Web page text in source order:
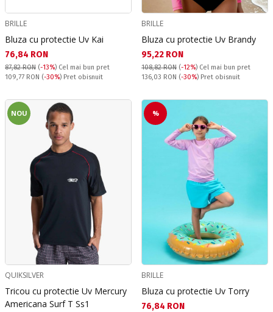
BRILLE
Bluza cu protectie Uv Kai
Текуща цена:
76,84 RON
87,82 RON (-13%) Cel mai bun pret
Pret obisnuit:
109,77 RON (-30%) Pret obisnuit
BRILLE
Bluza cu protectie Uv Brandy
Текуща цена:
95,22 RON
108,82 RON (-12%) Cel mai bun pret
Pret obisnuit:
136,03 RON (-30%) Pret obisnuit
NOU
QUIKSILVER
Tricou cu protectie Uv Mercury
Americana Surf T Ss1
%
BRILLE
Bluza cu protectie Uv Torry
Текуща цена:
76,84 RON